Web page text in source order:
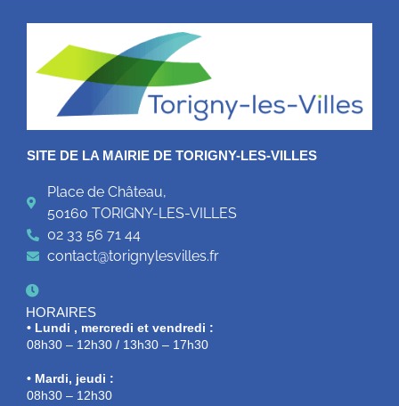
SITE DE LA MAIRIE DE TORIGNY-LES-VILLES
Place de Château,
50160 TORIGNY-LES-VILLES
02 33 56 71 44
contact@torignylesvilles.fr
HORAIRES
• Lundi , mercredi et vendredi :
08h30 – 12h30 / 13h30 – 17h30
• Mardi, jeudi :
08h30 – 12h30